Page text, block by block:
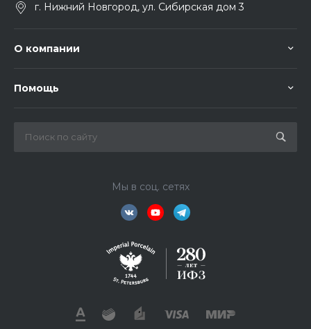
г. Нижний Новгород, ул. Сибирская дом 3
О компании
Помощь
Мы в соц. сетях